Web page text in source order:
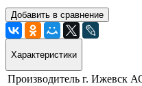
Добавить в сравнение
Характеристики
Производитель г. Ижевск